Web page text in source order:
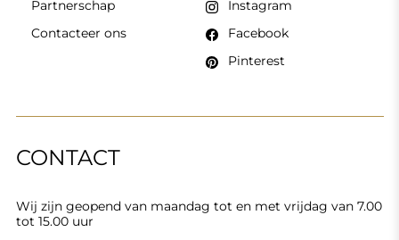
CONTACT
Wij zijn geopend van maandag tot en met vrijdag van 7.00
tot 15.00 uur
Partnerschap
Contacteer ons
Instagram
Facebook
Pinterest